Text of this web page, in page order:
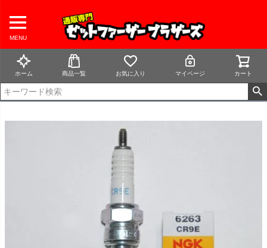
MENU
ホーム 商品一覧 お気に入り マイページ カート